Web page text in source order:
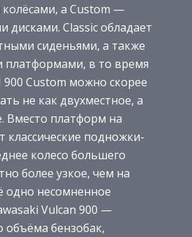
а Custom —
дисками. Classic обладает
сиденьями, а также
платформами, в то время
900 Custom можно скорее
не как двухместное, а
Вместо платформ на
классические подножки-
колесо большего
более узкое, чем на
одно несомненное
Vulcan 900 —
объёма бензобак,